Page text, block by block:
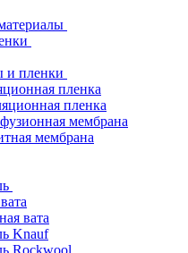
и пленки
пленка
пленка
мембрана
мембрана
вата
Knauf
Rockwool